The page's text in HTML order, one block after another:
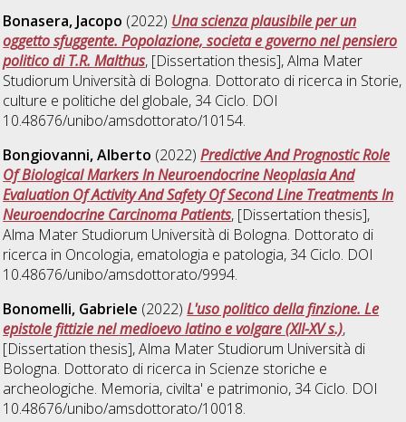
Bonasera, Jacopo (2022) Una scienza plausibile per un
oggetto sfuggente. Popolazione, societa e governo nel pensiero
politico di T.R. Malthus, [Dissertation thesis], Alma Mater
Studiorum Università di Bologna. Dottorato di ricerca in Storie,
culture e politiche del globale, 34 Ciclo. DOI
10.48676/unibo/amsdottorato/10154.
Bongiovanni, Alberto (2022)Predictive And Prognostic Role
Of Biological Markers In Neuroendocrine Neoplasia And
Evaluation Of Activity And Safety Of Second Line Treatments In
Neuroendocrine Carcinoma Patients, [Dissertation thesis],
Alma Mater Studiorum Università di Bologna. Dottorato di
ricerca in Oncologia, ematologia e patologia, 34 Ciclo. DOI
10.48676/unibo/amsdottorato/9994.
Bonomelli, Gabriele (2022)L'uso politico della finzione. Le
epistole fittizie nel medioevo latino e volgare (XII-XV s.),
[Dissertation thesis], Alma Mater Studiorum Università di
Bologna. Dottorato di ricerca in Scienze storiche e
archeologiche. Memoria, civilta' e patrimonio, 34 Ciclo. DOI
10.48676/unibo/amsdottorato/10018.